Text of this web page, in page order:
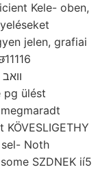
Kele- oben,
jelen, grafiai
pg ülést
megmaradt
Noth
SZDNEK ií5